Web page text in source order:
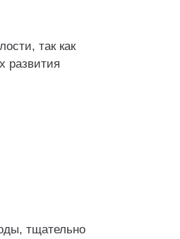
так как
развития
тщательно